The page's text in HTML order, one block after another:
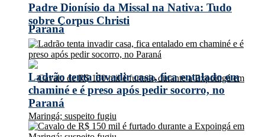
Paraná
Padre Dionísio da Missal na Nativa: Tudo
sobre Corpus Christi
Ladrão tenta invadir casa, fica entalado em
chaminé e é preso após pedir socorro, no
Paraná